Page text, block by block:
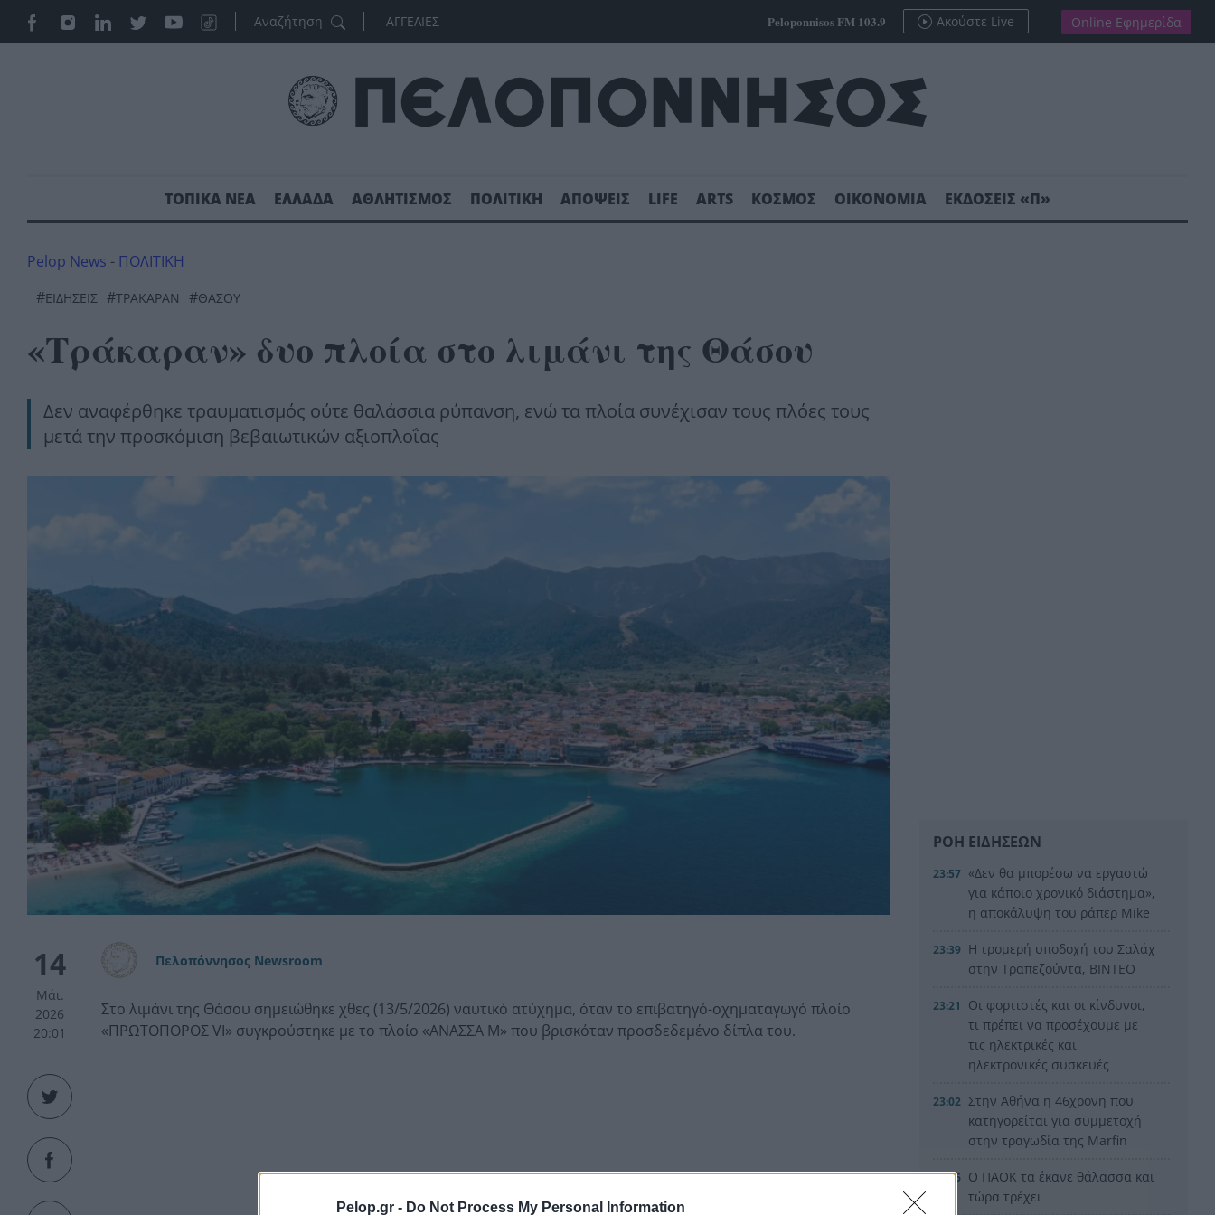
Pelop.gr - Do Not Process My Personal Information
ΑΓΓΕΛΙΕΣ Peloponnisos FM 103.9 Ακούστε Live Online Εφημερίδα
ΤΟΠΙΚΑ ΝΕΑ ΕΛΛΑΔΑ ΑΘΛΗΤΙΣΜΟΣ ΠΟΛΙΤΙΚΗ ΑΠΟΨΕΙΣ LIFE ARTS ΚΟΣΜΟΣ ΟΙΚΟΝΟΜΙΑ ΕΚΔΟΣΕΙΣ «Π»
Pelop News - ΠΟΛΙΤΙΚΗ
#ΕΙΔΗΣΕΙΣ #ΤΡΑΚΑΡΑΝ #ΘΆΣΟΥ
«Τράκαραν» δυο πλοία στο λιμάνι της Θάσου
Δεν αναφέρθηκε τραυματισμός ούτε θαλάσσια ρύπανση, ενώ τα πλοία συνέχισαν τους πλόες τους
μετά την προσκόμιση βεβαιωτικών αξιοπλοΐας
14
Μάι.
2026
20:01
Πελοπόννησος Newsroom
Στο λιμάνι της Θάσου σημειώθηκε χθες (13/5/2026) ναυτικό ατύχημα, όταν το επιβατηγό-οχηματαγωγό πλοίο
«ΠΡΩΤΟΠΟΡΟΣ VI» συγκρούστηκε με το πλοίο «ΑΝΑΣΣΑ Μ» που βρισκόταν προσδεδεμένο δίπλα του.
ΡΟΗ ΕΙΔΗΣΕΩΝ
23:57 «Δεν θα μπορέσω να εργαστώ
για κάποιο χρονικό διάστημα»,
η αποκάλυψη του ράπερ Mike
23:39 Η τρομερή υποδοχή του Σαλάχ
στην Τραπεζούντα, ΒΙΝΤΕΟ
23:21
Οι φορτιστές και οι κίνδυνοι,
τι πρέπει να προσέχουμε με
τις ηλεκτρικές και
ηλεκτρονικές συσκευές
23:02 Στην Αθήνα η 46χρονη που
κατηγορείται για συμμετοχή
στην τραγωδία της Marfin
22:56 Ο ΠΑΟΚ τα έκανε θάλασσα και
τώρα τρέχει